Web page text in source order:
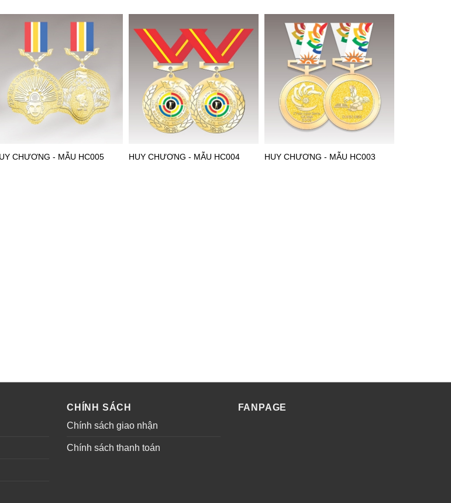
CHƯƠNG - MẪU HC005 HUY CHƯƠNG - MẪU HC004 HUY CHƯƠNG - MẪU HC003
CHÍNH SÁCH
Chính sách giao nhận
Chính sách thanh toán
FANPAGE